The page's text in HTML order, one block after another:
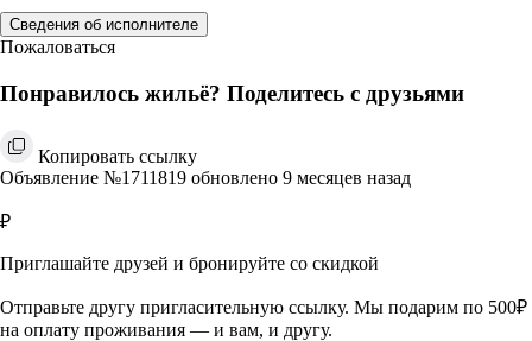
Сведения об исполнителе
Пожаловаться
Понравилось жильё? Поделитесь с друзьями
Копировать ссылку
Объявление №1711819 обновлено 9 месяцев назад
₽
Приглашайте друзей и бронируйте со скидкой
Отправьте другу пригласительную ссылку. Мы подарим по 500₽
на оплату проживания — и вам, и другу.